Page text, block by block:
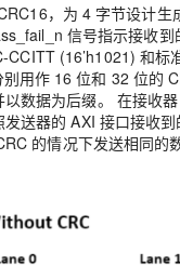
，为 4 字节设计生
信号指示接收到
CCITT (16’h1021) 和标
用作 16 位和 32 位的
数据为后缀。 在接收
送器的 AXI 接口接收
的情况下发送相同的